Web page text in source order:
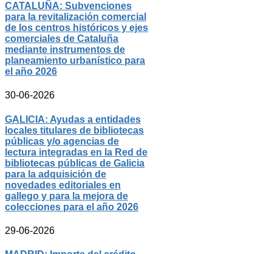
CATALUÑA: Subvenciones
para la revitalización comercial
de los centros históricos y ejes
comerciales de Cataluña
mediante instrumentos de
planeamiento urbanístico para
el año 2026
30-06-2026
GALICIA: Ayudas a entidades
locales titulares de bibliotecas
públicas y/o agencias de
lectura integradas en la Red de
bibliotecas públicas de Galicia
para la adquisición de
novedades editoriales en
gallego y para la mejora de
colecciones para el año 2026
29-06-2026